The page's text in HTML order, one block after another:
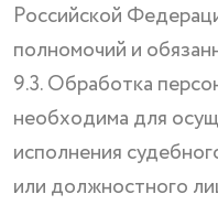
Российской
полномочий и
9.3. Обработка
необходима для
исполнения
или должностного